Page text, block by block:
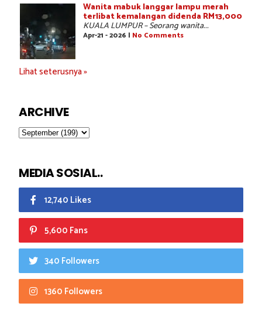
Wanita mabuk langgar lampu merah
terlibat kemalangan didenda RM13,000
KUALA LUMPUR – Seorang wanita...
Apr-21 - 2026 | No Comments
Lihat seterusnya »
ARCHIVE
MEDIA SOSIAL..
12,740 Likes
5,600 Fans
340 Followers
1360 Followers